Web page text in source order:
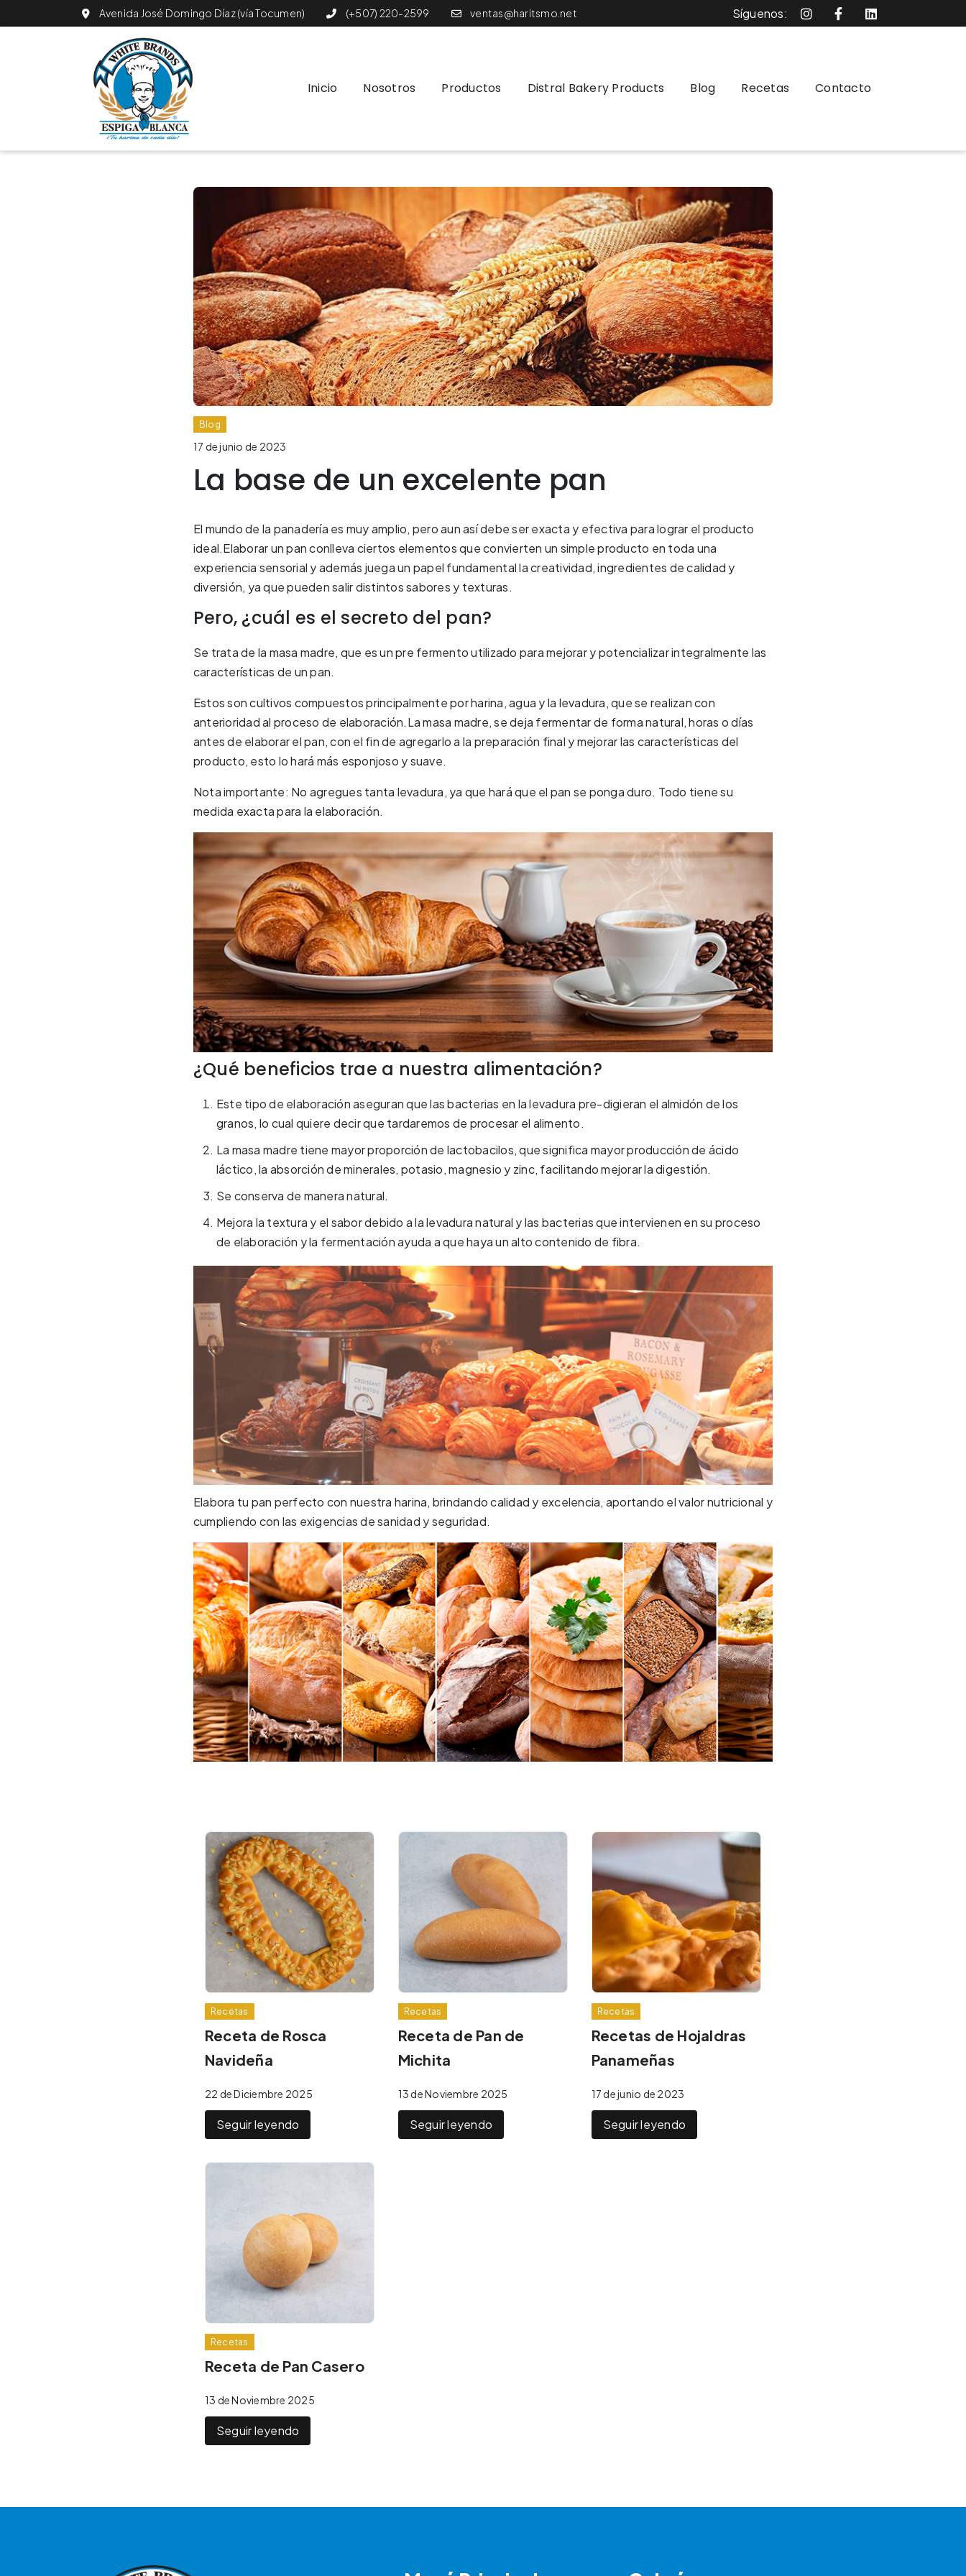
Avenida José Domingo Díaz (vía Tocumen) (+507) 220-2599 ventas@haritsmo.net Síguenos:
Inicio Nosotros Productos Distral Bakery Products Blog Recetas Contacto
Blog
17 de junio de 2023
La base de un excelente pan
El mundo de la panadería es muy amplio, pero aun así debe ser exacta y efectiva para lograr el producto
ideal.Elaborar un pan conlleva ciertos elementos que convierten un simple producto en toda una
experiencia sensorial y además juega un papel fundamental la creatividad, ingredientes de calidad y
diversión, ya que pueden salir distintos sabores y texturas.
Pero, ¿cuál es el secreto del pan?
Se trata de la masa madre, que es un pre fermento utilizado para mejorar y potencializar integralmente las
características de un pan.
Estos son cultivos compuestos principalmente por harina, agua y la levadura, que se realizan con
anterioridad al proceso de elaboración.La masa madre, se deja fermentar de forma natural, horas o días
antes de elaborar el pan, con el fin de agregarlo a la preparación final y mejorar las características del
producto, esto lo hará más esponjoso y suave.
Nota importante: No agregues tanta levadura, ya que hará que el pan se ponga duro. Todo tiene su
medida exacta para la elaboración.
¿Qué beneficios trae a nuestra alimentación?
Este tipo de elaboración aseguran que las bacterias en la levadura pre-digieran el almidón de los
granos, lo cual quiere decir que tardaremos de procesar el alimento.
La masa madre tiene mayor proporción de lactobacilos, que significa mayor producción de ácido
láctico, la absorción de minerales, potasio, magnesio y zinc, facilitando mejorar la digestión.
Se conserva de manera natural.
Mejora la textura y el sabor debido a la levadura natural y las bacterias que intervienen en su proceso
de elaboración y la fermentación ayuda a que haya un alto contenido de fibra.
Elabora tu pan perfecto con nuestra harina, brindando calidad y excelencia, aportando el valor nutricional y
cumpliendo con las exigencias de sanidad y seguridad.
Recetas
Receta de Rosca
Navideña
22 de Diciembre 2025
Seguir leyendo
Recetas
Receta de Pan de
Michita
13 de Noviembre 2025
Seguir leyendo
Recetas
Recetas de Hojaldras
Panameñas
17 de junio de 2023
Seguir leyendo
Recetas
Receta de Pan Casero
13 de Noviembre 2025
Seguir leyendo